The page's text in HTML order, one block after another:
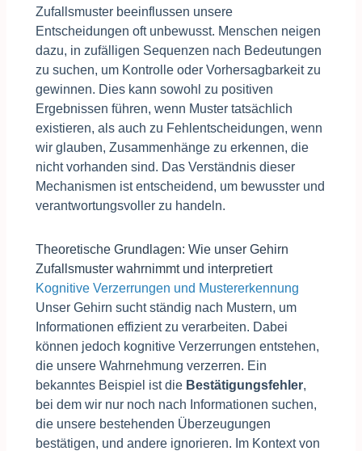
Zufallsmuster beeinflussen unsere
Entscheidungen oft unbewusst. Menschen neigen
dazu, in zufälligen Sequenzen nach Bedeutungen
zu suchen, um Kontrolle oder Vorhersagbarkeit zu
gewinnen. Dies kann sowohl zu positiven
Ergebnissen führen, wenn Muster tatsächlich
existieren, als auch zu Fehlentscheidungen, wenn
wir glauben, Zusammenhänge zu erkennen, die
nicht vorhanden sind. Das Verständnis dieser
Mechanismen ist entscheidend, um bewusster und
verantwortungsvoller zu handeln.
Theoretische Grundlagen: Wie unser Gehirn
Zufallsmuster wahrnimmt und interpretiert
Kognitive Verzerrungen und Mustererkennung
Unser Gehirn sucht ständig nach Mustern, um
Informationen effizient zu verarbeiten. Dabei
können jedoch kognitive Verzerrungen entstehen,
die unsere Wahrnehmung verzerren. Ein
bekanntes Beispiel ist die Bestätigungsfehler,
bei dem wir nur noch nach Informationen suchen,
die unsere bestehenden Überzeugungen
bestätigen, und andere ignorieren. Im Kontext von